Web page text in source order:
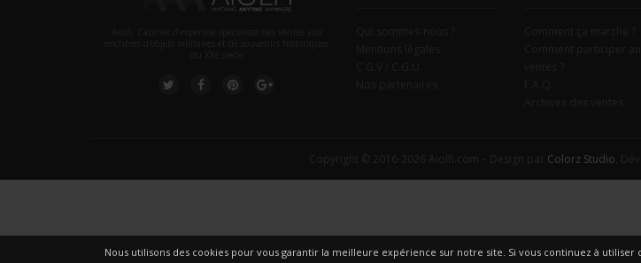
Colorz Studio
Nous utilisons des cookies pour vous garantir la meilleure expérience sur notre site. Si vous continuez à